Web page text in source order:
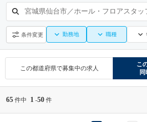
宮城県仙台市／ホール・フロアスタッ
条件変更 勤務地 職種
この都道府県で募集中の求人
こ
65 件中 1 -50 件